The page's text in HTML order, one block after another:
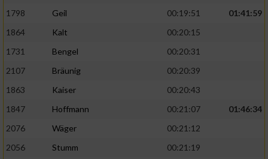
1798
Geil 00:19:51
01:41:59
1864
Kalt
00:20:15
1731
Bengel
00:20:31
2107
Bräunig
00:20:39
1863
Kaiser
00:20:43
1847
Hoffmann 00:21:07
01:46:34
2076
Wäger
00:21:12
2056
Stumm
00:21:19